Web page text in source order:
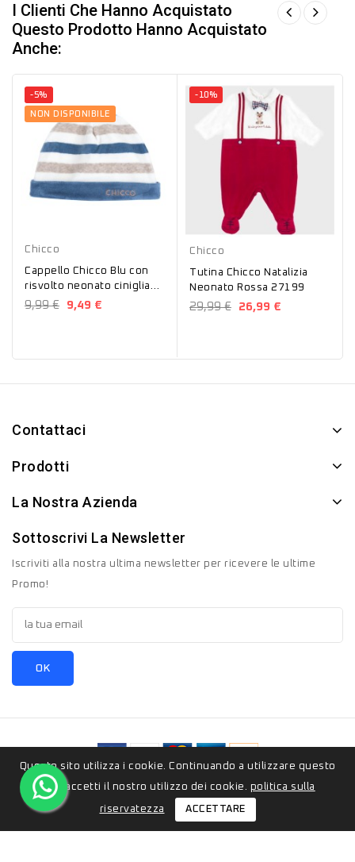
I Clienti Che Hanno Acquistato
Questo Prodotto Hanno Acquistato
Anche:
-5%
NON DISPONIBILE
Chicco
Cappello Chicco Blu con
risvolto neonato ciniglia
16479
9,99 € 9,49 €
Rosso
-10%
Chicco
Tutina Chicco Natalizia
Neonato Rossa 27199
29,99 € 26,99 €
Contattaci
Prodotti
La Nostra Azienda
Sottoscrivi La Newsletter
Iscriviti alla nostra ultima newsletter per ricevere le ultime
Promo!
Questo sito utilizza i cookie. Continuando a utilizzare questo
sito, accetti il ​​nostro utilizzo dei cookie. politica sulla
riservatezza ACCETTARE
© 2026 - ZeroSedici.eu è un marchio appartenete al gruppo
Italyon Srls. Tutti i diritti riservati.